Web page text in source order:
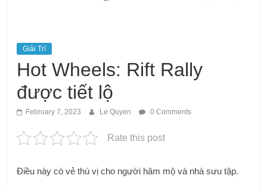
Giải Trí
Hot Wheels: Rift Rally
được tiết lộ
February 7, 2023 Le Quyen 0 Comments
Rate this post
Điều này có vẻ thú vị cho người hâm mộ và nhà sưu tập.